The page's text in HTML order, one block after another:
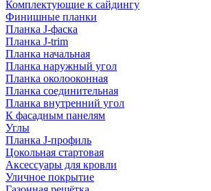
Комплектующие к сайдингу
Финишные планки
Планка J-фаска
Планка J-trim
Планка начальная
Планка наружный угол
Планка околооконная
Планка соединительная
Планка внутренний угол
К фасадным панелям
Углы
Планка J-профиль
Цокольная стартовая
Аксессуары для кровли
Уличное покрытие